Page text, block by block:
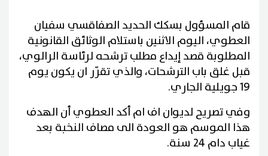
قام المسؤول بسكك الحديد الصفاقسي سفيان
العطوي، اليوم الاثنين باستلام الوثائق القانونية
المطلوبة قصد إيداع مطلب ترشحه لرئاسة الرالوي،
قبل غلق باب الترشحات، والذي تقرّر ان يكون يوم
19 جويلية الجاري
.
وفي تصريح لديوان اف ام أكد العطوي أن الهدف
هذا الموسم هو العودة الى مصاف النخبة بعد
غياب دام 24 سنة.